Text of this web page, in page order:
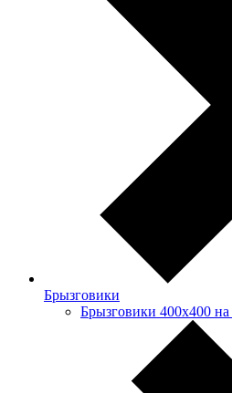
Брызговики
Брызговики 400х400